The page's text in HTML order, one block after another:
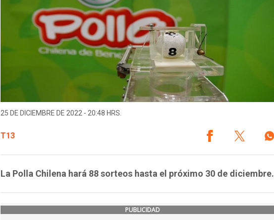
25 DE DICIEMBRE DE 2022 - 20:48 HRS.
T13
La Polla Chilena hará 88 sorteos hasta el próximo 30 de diciembre.
PUBLICIDAD